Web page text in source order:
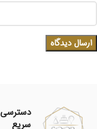
دسترسی
سریع